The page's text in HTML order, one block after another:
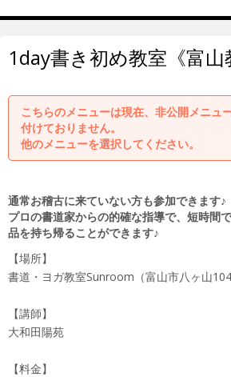
1day書き初め教室《富山
こちらのメニューは現在、非公開メニュ
付けておりません。
他のメニューを選択してください。
通常お稽古に来ていない方も参加できます♪
プロの書道家からの的確な指導で、短時間
品を持ち帰ることができます♪
【場所】
書道・ヨガ教室Sunroom（富山市八ヶ山
【講師】
大和田陽苑
【料金】